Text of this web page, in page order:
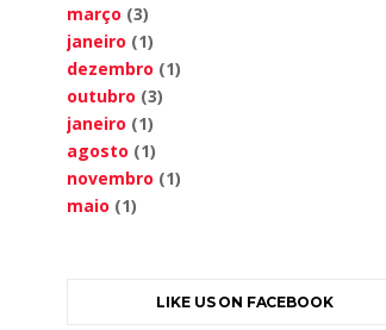
março (3)
janeiro (1)
dezembro (1)
outubro (3)
janeiro (1)
agosto (1)
novembro (1)
maio (1)
LIKE US ON FACEBOOK